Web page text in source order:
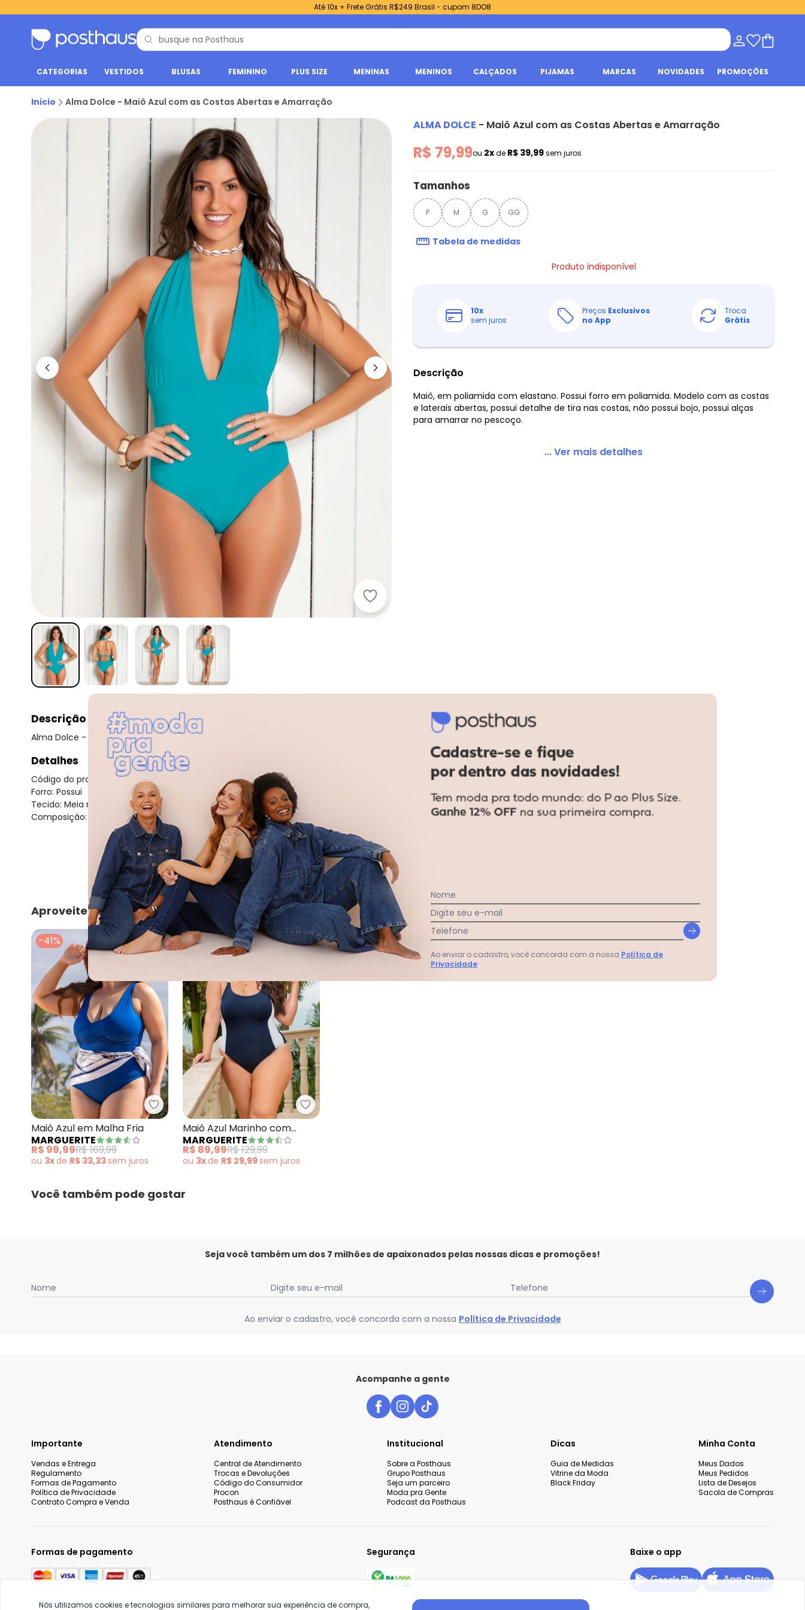
Até 10x + Frete Grátis R$249 Brasil - cupom 8DO8
CATEGORIAS VESTIDOS BLUSAS FEMININO PLUS SIZE MENINAS MENINOS CALÇADOS PIJAMAS MARCAS NOVIDADES PROMOÇÕES
Inicio Alma Dolce - Maiô Azul com as Costas Abertas e Amarração
Alma Dolce - Maiô Azul com as Costas Abertas e Amarração
ALMA DOLCE - Maiô Azul com as Costas Abertas e Amarração
R$ 79,99ou 2xde R$ 39,99sem juros
Tamanhos
P M G GG
Tabela de medidas
Produto indisponível
10x
sem juros
Preços Exclusivos
no App
Troca
Grátis
Descrição
Maiô, em poliamida com elastano. Possui forro em poliamida. Modelo com as costas
e laterais abertas, possui detalhe de tira nas costas, não possui bojo, possui alças
para amarrar no pescoço.
... Ver mais detalhes
Descrição
Alma Dolce - Maiô Azul com as Costas Abertas e Amarração
Detalhes
Código do produto: 3215533
Forro: Possui
Tecido: Meia malha
Composição: 88% poliamida 12% elastano
Faça a primeira avaliação
Aproveite e compre junto
-41%
Marguerite - Maiô Azul em Malha Fria
Maiô Azul em Malha Fria
MARGUERITE
R$ 99,99R$ 169,99
ou 3xde R$ 33,33sem juros
-30%
Marguerite - Maiô Azul Marinho com Recortes Contrastantes
Maiô Azul Marinho com
Recortes Contrastantes
MARGUERITE
R$ 89,99R$ 129,99
ou 3xde R$ 29,99sem juros
Você também pode gostar
Seja você também um dos 7 milhões de apaixonados pelas nossas dicas e promoções!
Nome Digite seu e-mail Telefone
Ao enviar o cadastro, você concorda com a nossa Política de Privacidade
Acompanhe a gente
Importante
Vendas e Entrega
Regulamento
Formas de Pagamento
Política de Privacidade
Contrato Compra e Venda
Atendimento
Central de Atendimento
Trocas e Devoluções
Código do Consumidor
Procon
Posthaus é Confiável
Institucional
Sobre a Posthaus
Grupo Posthaus
Seja um parceiro
Moda pra Gente
Podcast da Posthaus
Dicas
Guia de Medidas
Vitrine da Moda
Black Friday
Minha Conta
Meus Dados
Meus Pedidos
Lista de Desejos
Sacola de Compras
Formas de pagamento Segurança Baixe o app
Nome
Digite seu e-mail
Telefone
Ao enviar o cadastro, você concorda com a nossa Política de
Privacidade
Nós utilizamos cookies e tecnologias similares para melhorar sua experiência de compra,